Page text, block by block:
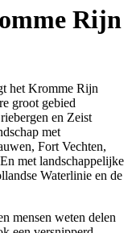
Rijn
het Kromme Rijn
groot gebied
en Zeist
met
Fort Vechten,
met landschappelijke
Waterlinie en de
mensen weten delen